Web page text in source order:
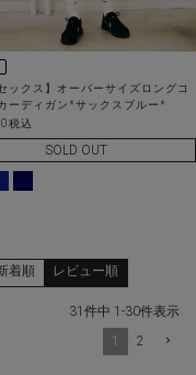
ックス】オーバーサイズロングコ
ーディガン*サックスブルー*
税込
SOLD OUT
着順 レビュー順
31 件中 1 -30件表示
1
2